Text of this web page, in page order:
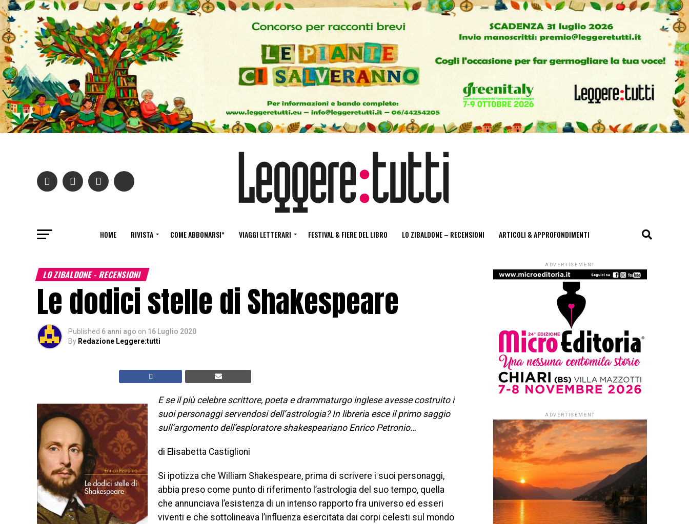
HOME RIVISTA COME ABBONARSI* VIAGGI LETTERARI FESTIVAL & FIERE DEL LIBRO LO ZIBALDONE – RECENSIONI ARTICOLI & APPROFONDIMENTI
LO ZIBALDONE - RECENSIONI
Le dodici stelle di Shakespeare
Published 6 anni ago on 16 Luglio 2020
By Redazione Leggere:tutti
E se il più celebre scrittore, poeta e drammaturgo inglese avesse costruito i
suoi personaggi servendosi dell’astrologia? In libreria esce il primo saggio
sull’argomento dell’esploratore shakespeariano Enrico Petronio…
di Elisabetta Castiglioni
Si ipotizza che William Shakespeare, prima di scrivere i suoi personaggi,
abbia preso come punto di riferimento l’astrologia del suo tempo, quella
che annunciava l’esistenza di un intenso rapporto fra universo ed esseri
viventi e che sottolineava l’influenza esercitata dai corpi celesti sul mondo
ADVERTISEMENT
ADVERTISEMENT